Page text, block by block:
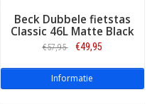
Beck Dubbele fietstas
Classic 46L Matte Black
€57,95 €49,95
Informatie